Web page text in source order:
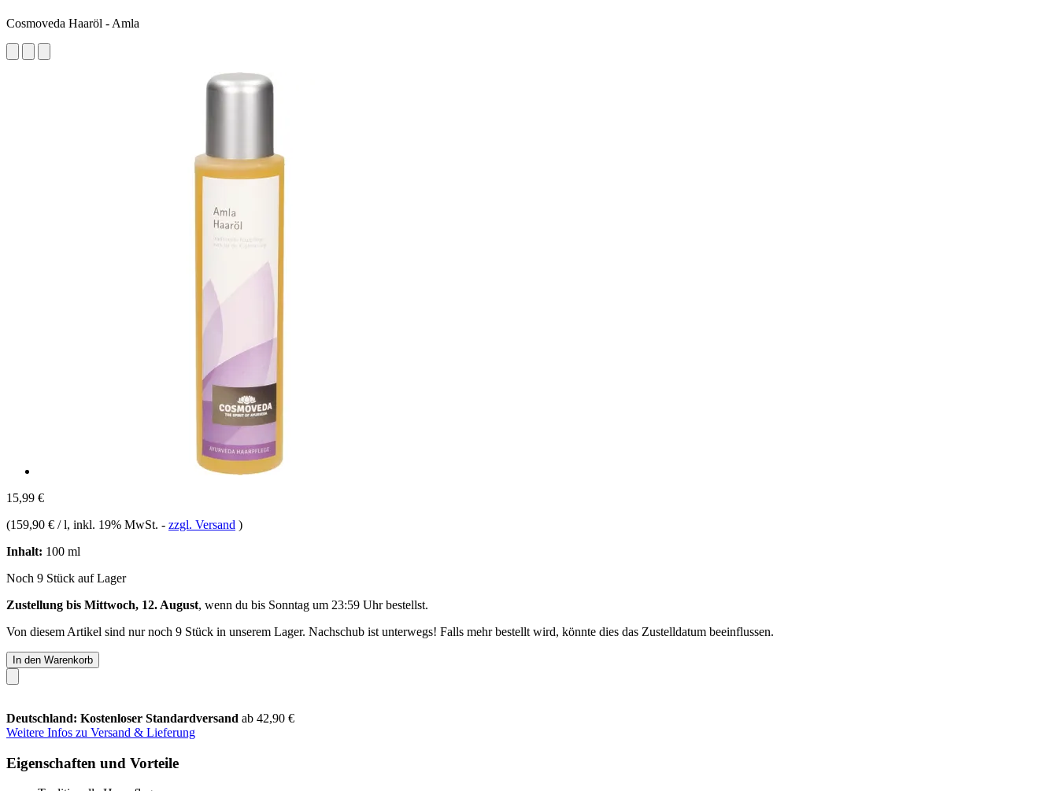
Cosmoveda Haaröl - Amla
15,99 €
(159,90 € / l, inkl. 19% MwSt. - zzgl. Versand )
Inhalt: 100 ml
Noch 9 Stück auf Lager
Zustellung bis Mittwoch, 12. August, wenn du bis Sonntag um 23:59 Uhrbestellst.
Von diesem Artikel sind nur noch 9 Stück in unserem Lager. Nachschub ist unterwegs! Falls mehr bestellt wird, könnte dies das Zustelldatum beeinflussen.
In den Warenkorb
Deutschland: Kostenloser Standardversand ab 42,90 €
Weitere Infos zu Versand & Lieferung
Eigenschaften und Vorteile